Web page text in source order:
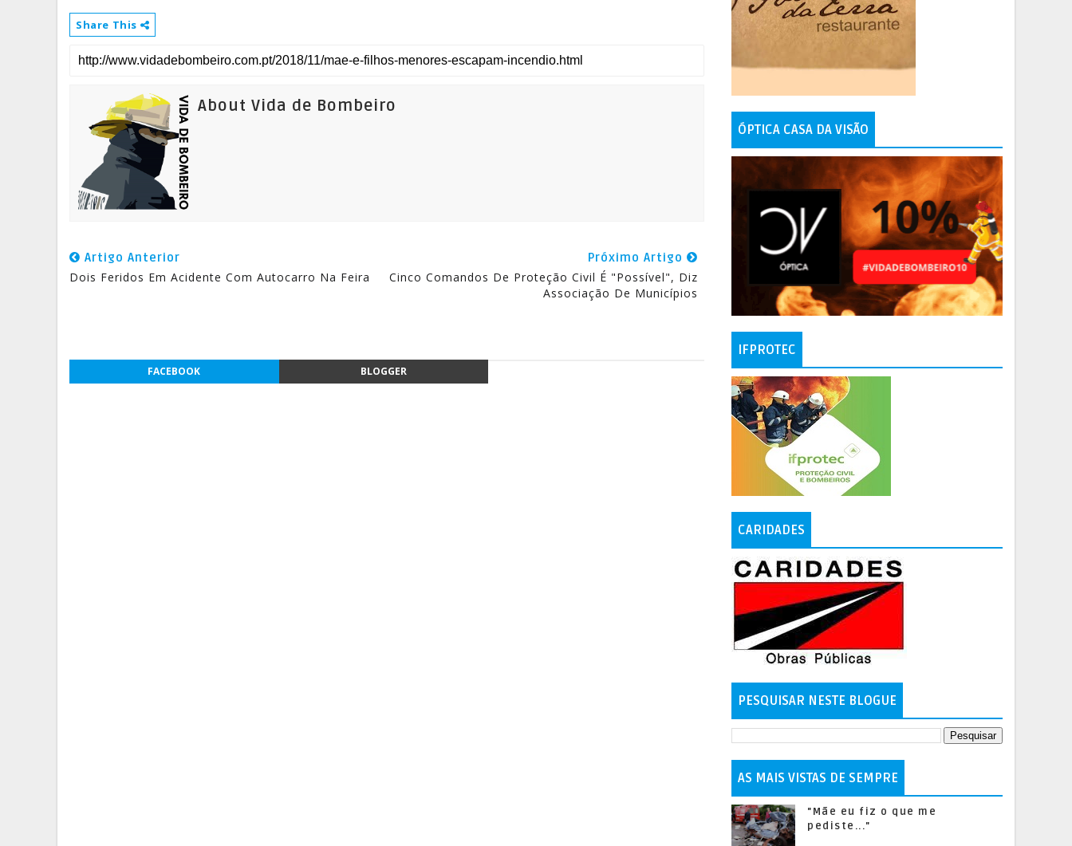
Share This
About Vida de Bombeiro
Artigo Anterior
Dois Feridos Em Acidente Com Autocarro Na Feira
Próximo Artigo
Cinco Comandos De Proteção Civil É "Possível", Diz
Associação De Municípios
FACEBOOK BLOGGER
ÓPTICA CASA DA VISÃO
IFPROTEC
CARIDADES
PESQUISAR NESTE BLOGUE
AS MAIS VISTAS DE SEMPRE
"Mãe eu fiz o que me
pediste..."